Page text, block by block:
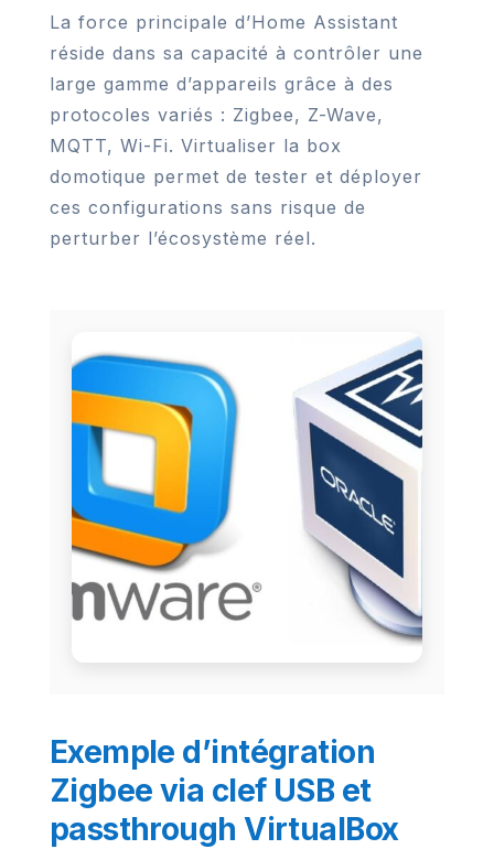
La force principale d’Home Assistant
réside dans sa capacité à contrôler une
large gamme d’appareils grâce à des
protocoles variés : Zigbee, Z-Wave,
MQTT, Wi-Fi. Virtualiser la box
domotique permet de tester et déployer
ces configurations sans risque de
perturber l’écosystème réel.
Exemple d’intégration
Zigbee via clef USB et
passthrough VirtualBox